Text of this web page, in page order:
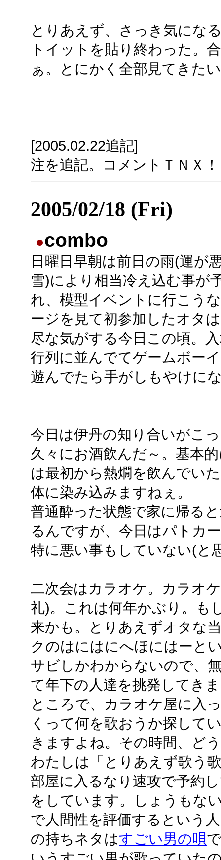
とりあえず、さっき気にな
トイットを貼り終わった。
ぁ。とにかく全部見てきた
[2005.02.22追記]
注を追記。コメントＴＮＸ！
2005/02/18 (Fri)
●combo
日曜日早朝は前日の雨(運が
雪)により相当冷え込む事が
れ、模型イベントに行こう
ージを見て初参加したオタ
尽な気がする今日この頃。
行列に並んでてゲームボー
遊んでたら手がしもやけに
今日は伊丹の知り合いがこ
久々にお酒飲んだ～。基本
は最初から熱燗を飲んでい
体に染み込みますねぇ。
普通酔った状態で家に帰る
るんですが、今日はパトカ
特に悪い事もしていない(と
二次会はカラオケ。カラオ
礼)。これは何年かぶり。も
来かも。とりあえずオタな
クのはにはにへほにはーと
サビしかわからないので、
て年下の人達を挑発してき
ところで、カラオケ屋に入
くって何を歌おうか探して
きますよね。その時間、ど
わたしは「とりあえず歌う
部屋に入るなり速攻で予約
をしています。しょうもな
で人間性を評価するという
の持ちネタはすごい男の唄